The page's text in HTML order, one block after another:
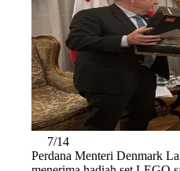
7/14
Perdana Menteri Denmark